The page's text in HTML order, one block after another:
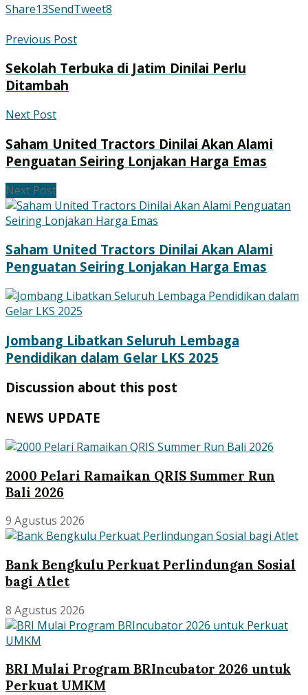
Share13SendTweet8
Previous Post
Sekolah Terbuka di Jatim Dinilai Perlu
Ditambah
Next Post
Saham United Tractors Dinilai Akan Alami
Penguatan Seiring Lonjakan Harga Emas
Next Post
Saham United Tractors Dinilai Akan Alami
Penguatan Seiring Lonjakan Harga Emas
Jombang Libatkan Seluruh Lembaga
Pendidikan dalam Gelar LKS 2025
Discussion about this post
NEWS UPDATE
2000 Pelari Ramaikan QRIS Summer Run
Bali 2026
9 Agustus 2026
Bank Bengkulu Perkuat Perlindungan Sosial
bagi Atlet
8 Agustus 2026
BRI Mulai Program BRIncubator 2026 untuk
Perkuat UMKM